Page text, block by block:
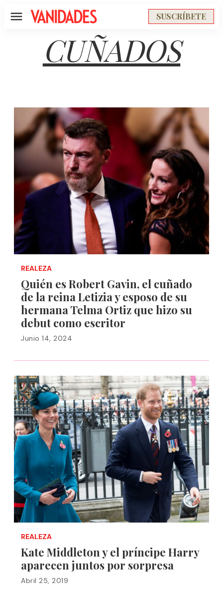
Menú SUSCRÍBETE
CUÑADOS
REALEZA
Quién es Robert Gavin, el cuñado
de la reina Letizia y esposo de su
hermana Telma Ortiz que hizo su
debut como escritor
Junio 14, 2024
REALEZA
Kate Middleton y el príncipe Harry
aparecen juntos por sorpresa
Abril 25, 2019